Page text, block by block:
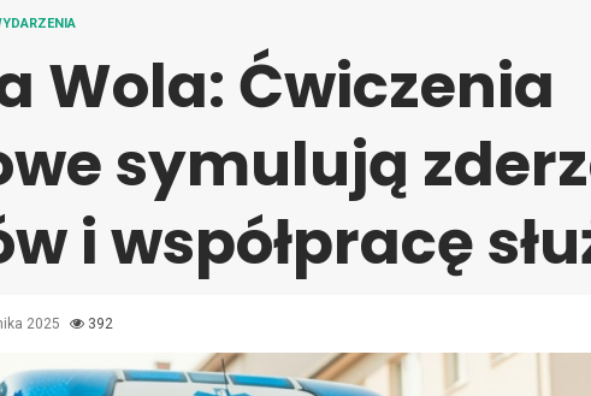
Wola: Ćwiczenia
symulują
i współpracę
2025 392